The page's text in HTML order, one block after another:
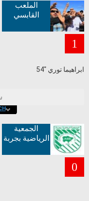
الملعب
القابسي
1
ابراهيما توري "54
الجمعية
الرياضية بجربة
0